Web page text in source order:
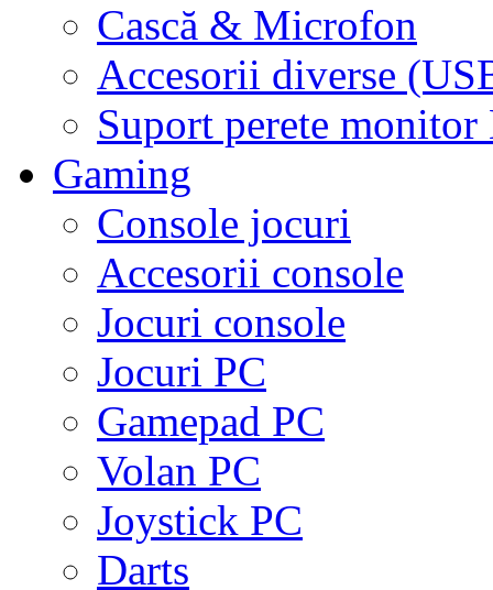
Cască & Microfon
Accesorii diverse
Suport perete
Gaming
Console jocuri
Accesorii console
Jocuri console
Jocuri PC
Gamepad PC
Volan PC
Joystick PC
Darts